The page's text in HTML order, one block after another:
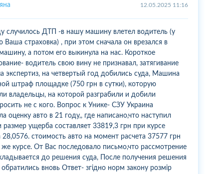
12.05.2025 11:16
случилось ДТП -в нашу машину влетел водитель (у
Ваша страховка) , при этом сначала он врезался в
а потом его выкинула на нас. Короткое
водитель свою вину не признавал, затягивание
экспертиз, на четвертый год добились суда, Машина
штраф площадке (750 грн в сутки), которую
владельцы, на которой разграбили и добили
не с кого. Вопрос к Унике- СЗУ Украина
оценку авто в 21 году,, где написано,что наступил
размер ущерба составляет 33819,3 грн при курсе
28,0576. стоимость авто на момент расчета 37577 грн
курсе. От Вас последовало письмо,что рассмотрение
до решения суда, После получения решения
вновь Ответ- згідно норм закону розмір